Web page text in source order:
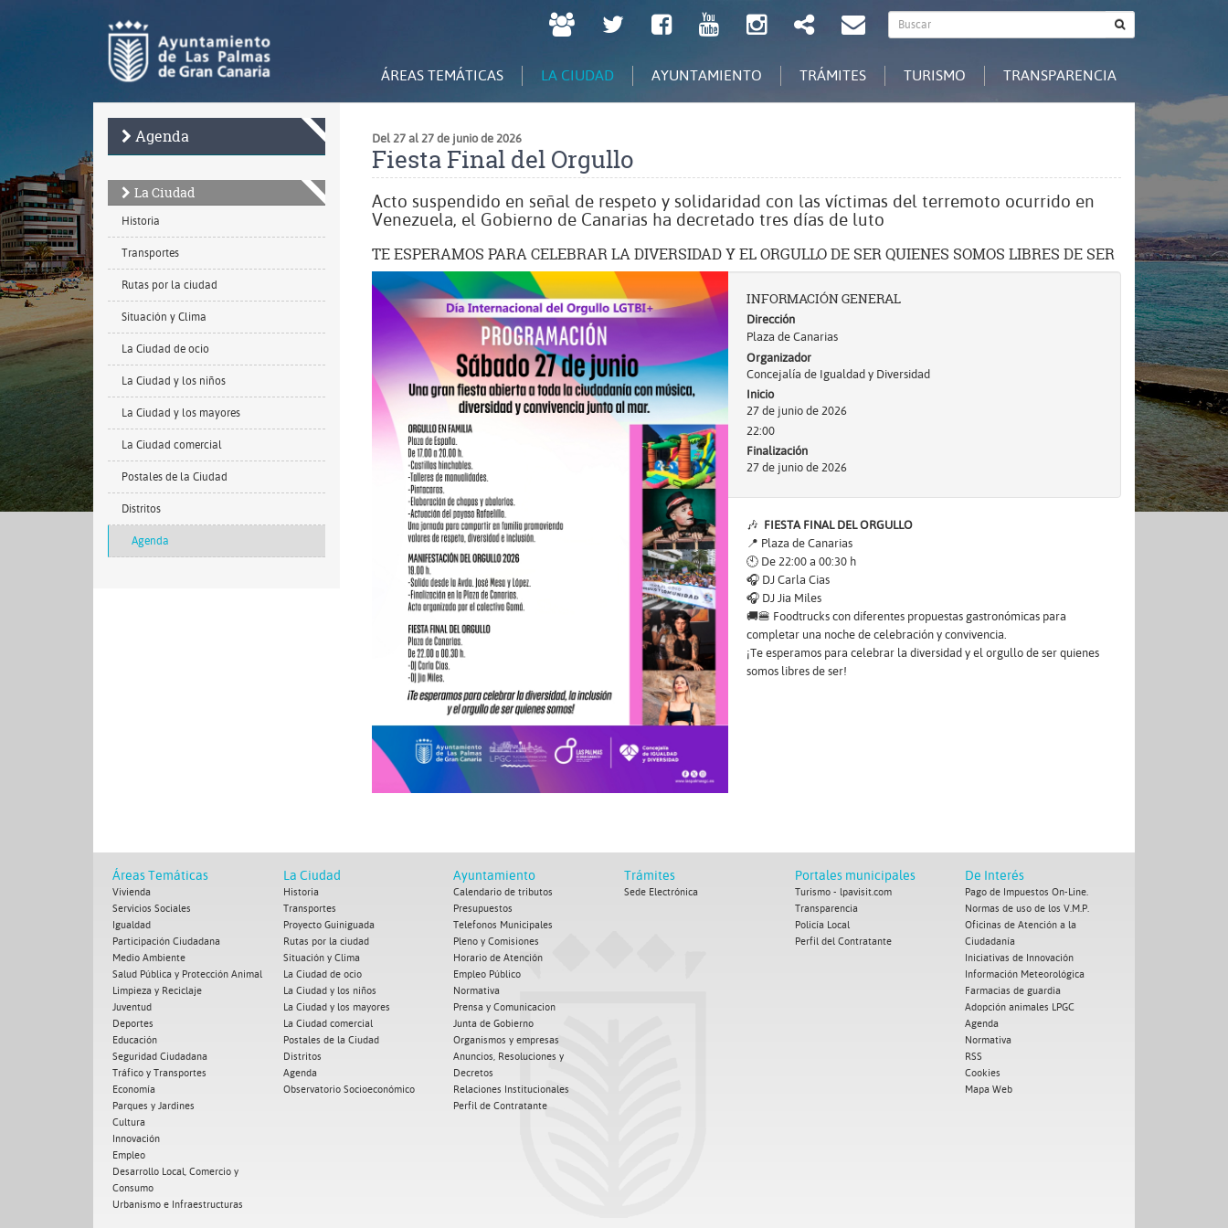
página
Buscador
general
Buscar
LPGCTwitterFacebook
YoutubeInstagram
Redes
Sociales
Contacto
ÁREAS TEMÁTICAS LA CIUDAD AYUNTAMIENTO TRÁMITES TURISMO TRANSPARENCIA
Agenda
La Ciudad
Historia
Transportes
Rutas por la ciudad
Situación y Clima
La Ciudad de ocio
La Ciudad y los niños
La Ciudad y los mayores
La Ciudad comercial
Postales de la Ciudad
Distritos
Agenda
Del 27 al 27 de junio de 2026
Fiesta Final del Orgullo
Acto suspendido en señal de respeto y solidaridad con las víctimas del terremoto ocurrido en
Venezuela, el Gobierno de Canarias ha decretado tres días de luto
TE ESPERAMOS PARA CELEBRAR LA DIVERSIDAD Y EL ORGULLO DE SER QUIENES SOMOS LIBRES DE SER
Ampliar
imagen
INFORMACIÓN GENERAL
Dirección
Plaza de Canarias
Organizador
Concejalía de Igualdad y Diversidad
Inicio
27 de junio de 2026
22:00
Finalización
27 de junio de 2026
🎶 FIESTA FINAL DEL ORGULLO
📍 Plaza de Canarias
🕙 De 22:00 a 00:30 h
🎧 DJ Carla Cias
🎧 DJ Jia Miles
🚚🍔 Foodtrucks con diferentes propuestas gastronómicas para
completar una noche de celebración y convivencia.
¡Te esperamos para celebrar la diversidad y el orgullo de ser quienes
somos libres de ser!
Áreas Temáticas
Vivienda
Servicios Sociales
Igualdad
Participación Ciudadana
Medio Ambiente
Salud Pública y Protección Animal
Limpieza y Reciclaje
Juventud
Deportes
Educación
Seguridad Ciudadana
Tráfico y Transportes
Economía
Parques y Jardines
Cultura
Innovación
Empleo
Desarrollo Local, Comercio y
Consumo
Urbanismo e Infraestructuras
La Ciudad
Historia
Transportes
Proyecto Guiniguada
Rutas por la ciudad
Situación y Clima
La Ciudad de ocio
La Ciudad y los niños
La Ciudad y los mayores
La Ciudad comercial
Postales de la Ciudad
Distritos
Agenda
Observatorio Socioeconómico
Ayuntamiento
Calendario de tributos
Presupuestos
Telefonos Municipales
Pleno y Comisiones
Horario de Atención
Empleo Público
Normativa
Prensa y Comunicacion
Junta de Gobierno
Organismos y empresas
Anuncios, Resoluciones y
Decretos
Relaciones Institucionales
Perfil de Contratante
Trámites
Sede Electrónica
Portales municipales
Turismo - lpavisit.com
Transparencia
Policía Local
Perfil del Contratante
De Interés
Pago de Impuestos On-Line.
Normas de uso de los V.M.P.
Oficinas de Atención a la
Ciudadanía
Iniciativas de Innovación
Información Meteorológica
Farmacias de guardia
Adopción animales LPGC
Agenda
Normativa
RSS
Cookies
Mapa Web